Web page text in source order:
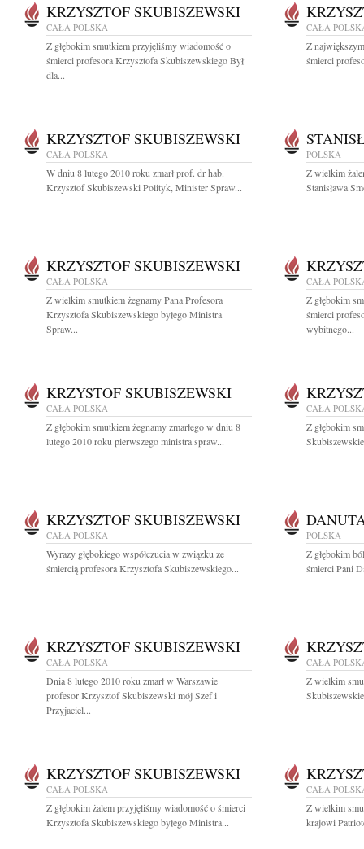
KRZYSZTOF SKUBISZEWSKI
CAŁA POLSKA
Z głębokim smutkiem przyjęliśmy wiadomość o
śmierci profesora Krzysztofa Skubiszewskiego Był
dla...
CAŁA
Z
śmierci
KRZYSZTOF SKUBISZEWSKI
CAŁA POLSKA
W dniu 8 lutego 2010 roku zmarł prof. dr hab.
Krzysztof Skubiszewski Polityk, Minister Spraw...
POLSKA
Z wielkim
Stanisława
KRZYSZTOF SKUBISZEWSKI
CAŁA POLSKA
Z wielkim smutkiem żegnamy Pana Profesora
Krzysztofa Skubiszewskiego byłego Ministra
Spraw...
CAŁA
Z głębokim
śmierci
wybitnego...
KRZYSTOF SKUBISZEWSKI
CAŁA POLSKA
Z głębokim smutkiem żegnamy zmarłego w dniu 8
lutego 2010 roku pierwszego ministra spraw...
CAŁA
Z głębokim
KRZYSZTOF SKUBISZEWSKI
CAŁA POLSKA
Wyrazy głębokiego współczucia w związku ze
śmiercią profesora Krzysztofa Skubiszewskiego...
POLSKA
Z głębokim
śmierci Pani
KRZYSZTOF SKUBISZEWSKI
CAŁA POLSKA
Dnia 8 lutego 2010 roku zmarł w Warszawie
profesor Krzysztof Skubiszewski mój Szef i
Przyjaciel...
CAŁA
Z wielkim
KRZYSZTOF SKUBISZEWSKI
CAŁA POLSKA
Z głębokim żalem przyjęliśmy wiadomość o śmierci
Krzysztofa Skubiszewskiego byłego Ministra...
CAŁA
Z wielkim
krajowi